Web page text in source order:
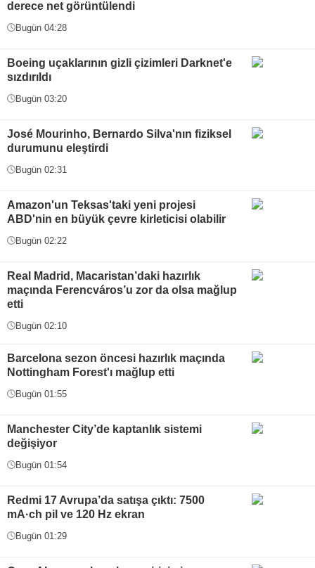
derece net görüntülendi
Bugün 04:28
Boeing uçaklarının gizli çizimleri Darknet'e
sızdırıldı
Bugün 03:20
José Mourinho, Bernardo Silva'nın fiziksel
durumunu eleştirdi
Bugün 02:31
Amazon'un Teksas'taki yeni projesi
ABD'nin en büyük çevre kirleticisi olabilir
Bugün 02:22
Real Madrid, Macaristan’daki hazırlık
maçında Ferencváros’u zor da olsa mağlup
etti
Bugün 02:10
Barcelona sezon öncesi hazırlık maçında
Nottingham Forest'ı mağlup etti
Bugün 01:55
Manchester City’de kaptanlık sistemi
değişiyor
Bugün 01:54
Redmi 17 Avrupa’da satışa çıktı: 7500
mA·ch pil ve 120 Hz ekran
Bugün 01:29